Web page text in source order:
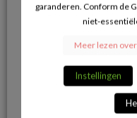
taalgroep: 24/41 of 58,5%
garanderen. Conform de
niet-
Meer lezen
Instellingen